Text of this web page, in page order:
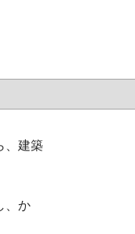
、建築
、か